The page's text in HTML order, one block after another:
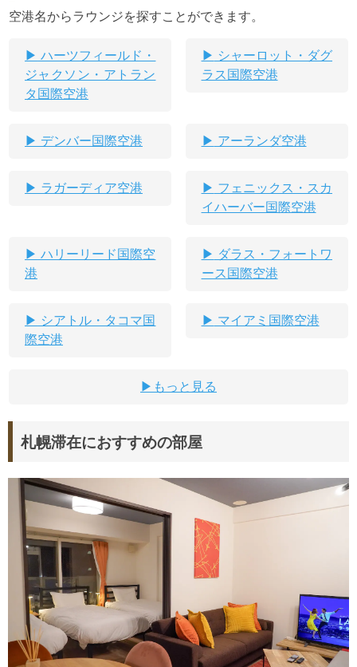
空港名からラウンジを探すことができます。
ハーツフィールド・
ジャクソン・アトラン
タ国際空港
シャーロット・ダグ
ラス国際空港
デンバー国際空港 アーランダ空港
ラガーディア空港
フェニックス・スカ
イハーバー国際空港
ハリーリード国際空
港
ダラス・フォートワ
ース国際空港
シアトル・タコマ国
際空港
マイアミ国際空港
もっと見る
札幌滞在におすすめの部屋